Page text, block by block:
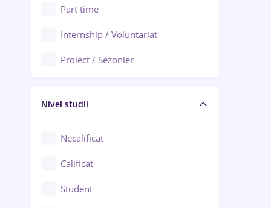
Baia Mare
Bârlad
Bistrița (Bistrița-Năsăud)
Audit / Consultanță
Auto / Echipamente
Automatizări
Cercetare - dezvoltare
Chimie / Biochimie
Confecții / Design vestimentar
Construcții / Instalații
Part time
Internship / Voluntariat
Proiect / Sezonier
Nivel studii
Necalificat
Calificat
Student